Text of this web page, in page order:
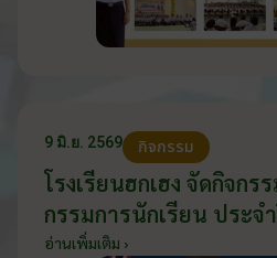
9 มิ.ย. 2569 กิจกรรม
โรงเรียนฮกเฮง จัดกิจก
กรรมการนักเรียน ประจ
2569 ส่งเสริมประชาธิปไ
อ่านเพิ่มเติม ›